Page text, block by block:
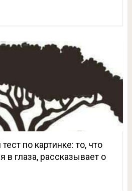
по картинке: то, что
в глаза, рассказывает о